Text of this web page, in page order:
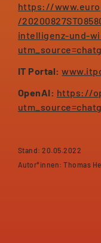
https://
/
intelligenz-und-
IT Portal:
OpenAI: https://
Stand: 20.05.2022
Autor*innen: Thomas